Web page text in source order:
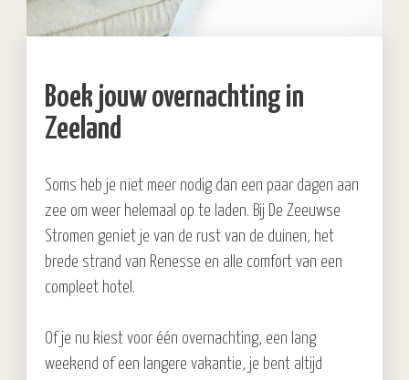
Boek jouw overnachting in
Zeeland
Soms heb je niet meer nodig dan een paar dagen aan
zee om weer helemaal op te laden. Bij De Zeeuwse
Stromen geniet je van de rust van de duinen, het
brede strand van Renesse en alle comfort van een
compleet hotel.
Of je nu kiest voor één overnachting, een lang
weekend of een langere vakantie, je bent altijd